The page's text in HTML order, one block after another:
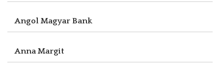
Angol Magyar Bank
Anna Margit